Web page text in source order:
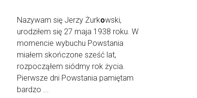
Nazywam się Jerzy Żurkowski,
urodziłem się 27 maja 1938 roku. W
momencie wybuchu Powstania
miałem skończone sześć lat,
rozpocząłem siódmy rok życia.
Pierwsze dni Powstania pamiętam
bardzo ...